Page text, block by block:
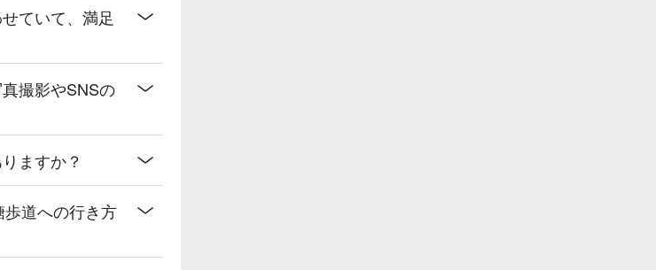
ていて、満足
撮影やSNSの
ますか？
道への行き方